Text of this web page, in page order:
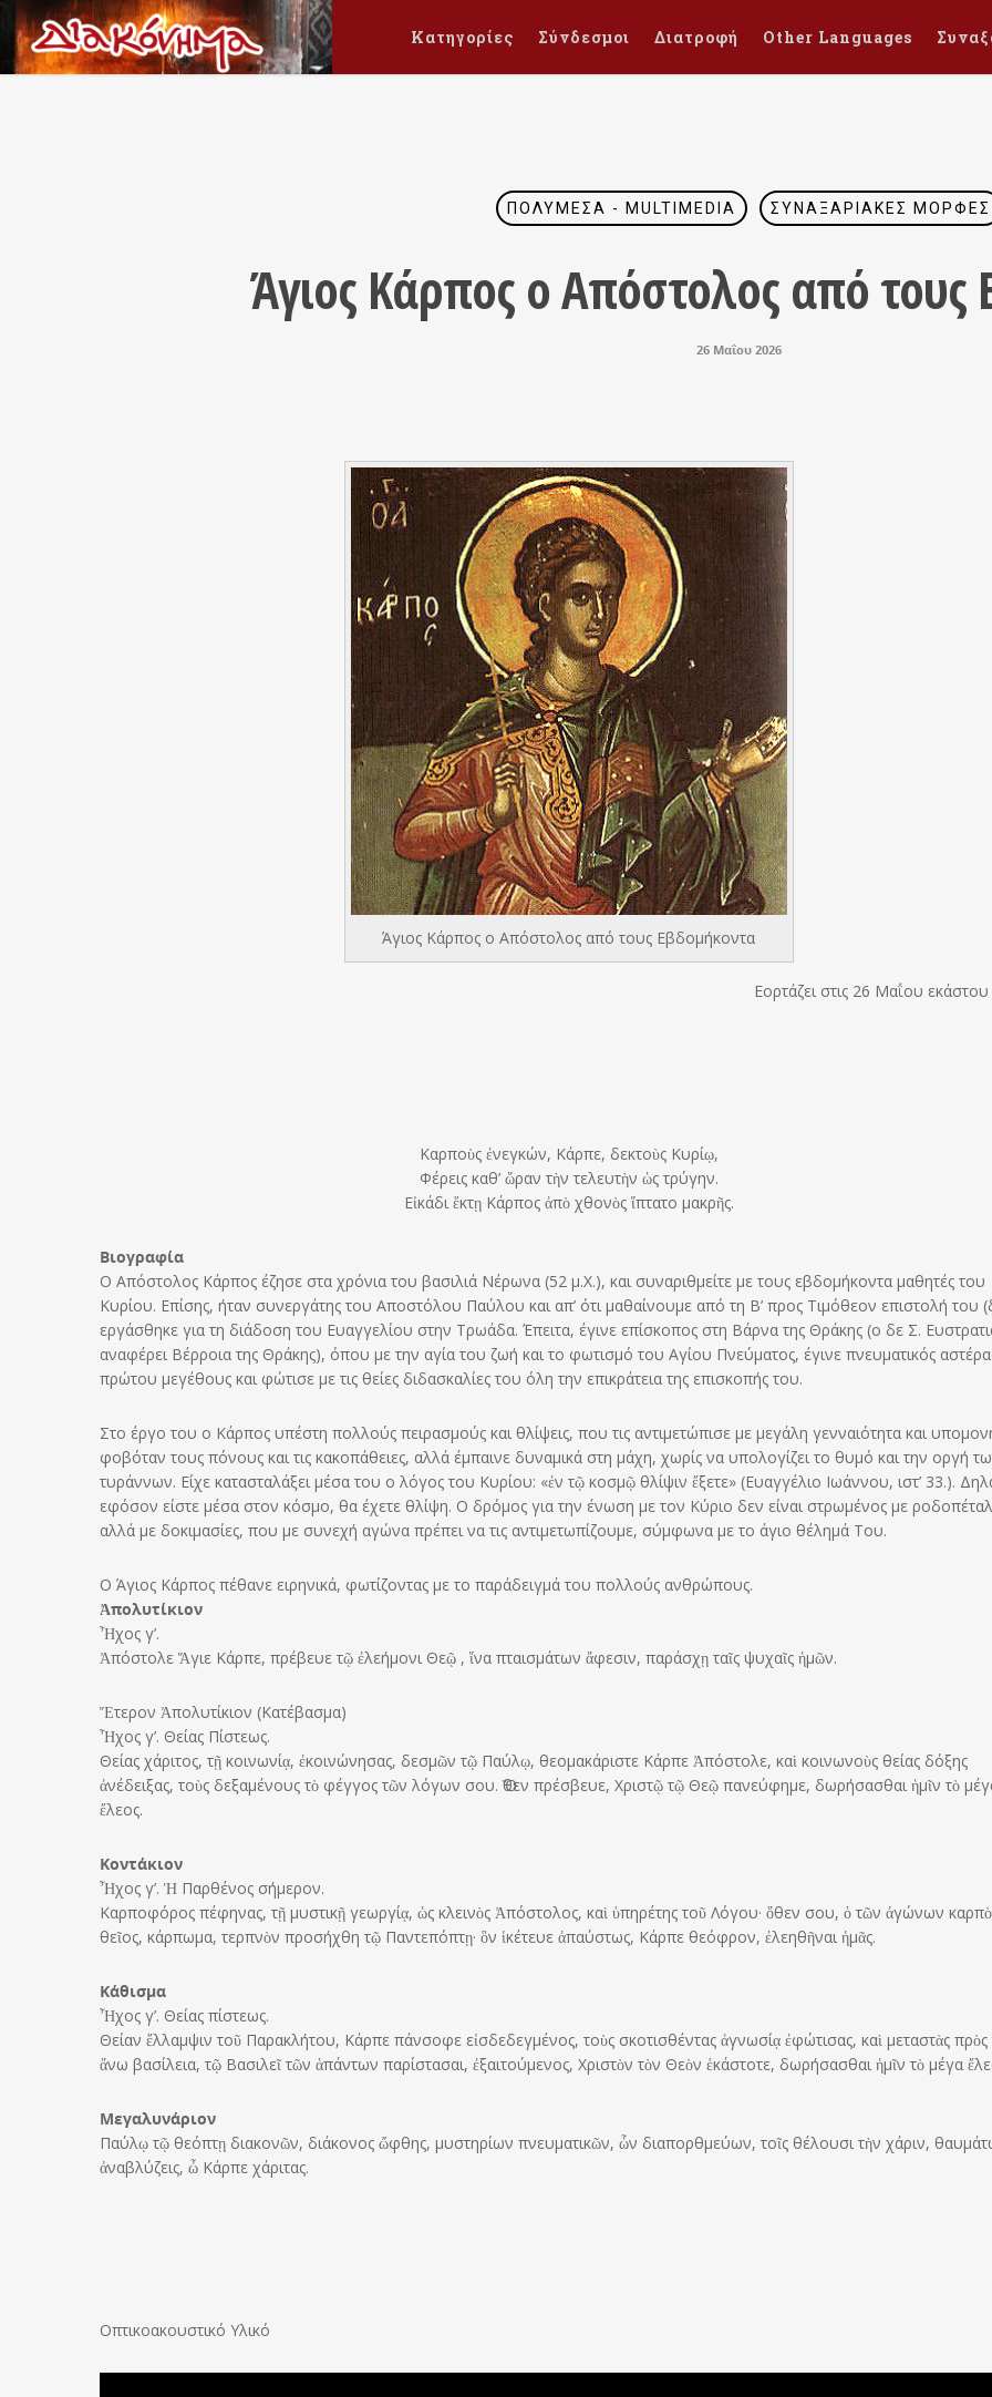
Κατηγορίες Σύνδεσμοι Διατροφή Other Languages
ΠΟΛΥΜΈΣΑ - MULTIMEDIA ΣΥΝΑΞΑΡΙΑΚΈΣ ΜΟΡΦΈΣ
Άγιος Κάρπος ο Απόστολος από τους
26 Μαΐου 2026
Άγιος Κάρπος ο Απόστολος από τους Εβδομήκοντα
Εορτάζει στις 26 Μαΐου εκάστου
Καρποὺς ἐνεγκών, Κάρπε, δεκτοὺς Κυρίῳ,
Φέρεις καθ’ ὥραν τὴν τελευτὴν ὡς τρύγην.
Εἰκάδι ἕκτῃ Κάρπος ἀπὸ χθονὸς ἵπτατο μακρῆς.
Βιογραφία
Ο Απόστολος Κάρπος έζησε στα χρόνια του βασιλιά Νέρωνα (52 μ.Χ.), και συναριθμείτε με τους εβδομήκοντα μαθητές του
Κυρίου. Επίσης, ήταν συνεργάτης του Αποστόλου Παύλου και απ’ ότι μαθαίνουμε από τη Β’ προς Τιμόθεον επιστολή του
εργάσθηκε για τη διάδοση του Ευαγγελίου στην Τρωάδα. Έπειτα, έγινε επίσκοπος στη Βάρνα της Θράκης (ο δε Σ.
αναφέρει Βέρροια της Θράκης), όπου με την αγία του ζωή και το φωτισμό του Αγίου Πνεύματος, έγινε πνευματικός
πρώτου μεγέθους και φώτισε με τις θείες διδασκαλίες του όλη την επικράτεια της επισκοπής του.
Στο έργο του ο Κάρπος υπέστη πολλούς πειρασμούς και θλίψεις, που τις αντιμετώπισε με μεγάλη γενναιότητα και
φοβόταν τους πόνους και τις κακοπάθειες, αλλά έμπαινε δυναμικά στη μάχη, χωρίς να υπολογίζει το θυμό και την οργή
τυράννων. Είχε κατασταλάξει μέσα του ο λόγος του Κυρίου: «ἐν τῷ κοσμῷ θλίψιν ἔξετε» (Ευαγγέλιο Ιωάννου, ιστ’ 33.).
εφόσον είστε μέσα στον κόσμο, θα έχετε θλίψη. Ο δρόμος για την ένωση με τον Κύριο δεν είναι στρωμένος με
αλλά με δοκιμασίες, που με συνεχή αγώνα πρέπει να τις αντιμετωπίζουμε, σύμφωνα με το άγιο θέλημά Του.
Ο Άγιος Κάρπος πέθανε ειρηνικά, φωτίζοντας με το παράδειγμά του πολλούς ανθρώπους.
Ἀπολυτίκιον
Ἦχος γ’.
Ἀπόστολε Ἅγιε Κάρπε, πρέβευε τῷ ἐλεήμονι Θεῷ , ἵνα πταισμάτων ἄφεσιν, παράσχῃ ταῖς ψυχαῖς ἡμῶν.
Ἕτερον Ἀπολυτίκιον (Κατέβασμα)
Ἦχος γ’. Θείας Πίστεως.
Θείας χάριτος, τῇ κοινωνίᾳ, ἐκοινώνησας, δεσμῶν τῷ Παύλῳ, θεομακάριστε Κάρπε Ἀπόστολε, καὶ κοινωνοὺς θείας δόξης
ἀνέδειξας, τοὺς δεξαμένους τὸ φέγγος τῶν λόγων σου. Ὅθεν πρέσβευε, Χριστῷ τῷ Θεῷ πανεύφημε, δωρήσασθαι ἡμῖν τὸ
ἔλεος.
Κοντάκιον
Ἦχος γ’. Ἡ Παρθένος σήμερον.
Καρποφόρος πέφηνας, τῇ μυστικῇ γεωργίᾳ, ὡς κλεινὸς Ἀπόστολος, καὶ ὑπηρέτης τοῦ Λόγου· ὅθεν σου, ὁ τῶν ἀγώνων
θεῖος, κάρπωμα, τερπνὸν προσήχθη τῷ Παντεπόπτῃ· ὃν ἱκέτευε ἀπαύστως, Κάρπε θεόφρον, ἐλεηθῆναι ἡμᾶς.
Κάθισμα
Ἦχος γ’. Θείας πίστεως.
Θείαν ἔλλαμψιν τοῦ Παρακλήτου, Κάρπε πάνσοφε εἰσδεδεγμένος, τοὺς σκοτισθέντας ἀγνωσίᾳ ἐφώτισας, καὶ μεταστὰς πρὸς
ἄνω βασίλεια, τῷ Βασιλεῖ τῶν ἁπάντων παρίστασαι, ἐξαιτούμενος, Χριστὸν τὸν Θεὸν ἑκάστοτε, δωρήσασθαι ἡμῖν τὸ μέγα
Μεγαλυνάριον
Παύλῳ τῷ θεόπτῃ διακονῶν, διάκονος ὤφθης, μυστηρίων πνευματικῶν, ὧν διαπορθμεύων, τοῖς θέλουσι τὴν χάριν,
ἀναβλύζεις, ὦ Κάρπε χάριτας.
Οπτικοακουστικό Υλικό